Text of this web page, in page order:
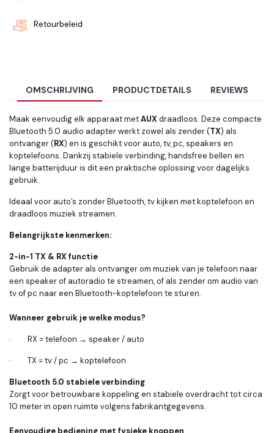
Retourbeleid
OMSCHRIJVING PRODUCTDETAILS REVIEWS
Maak eenvoudig elk apparaat metAUX draadloos. Deze compacte
Bluetooth 5.0 audio adapter werkt zowel als zender (TX) als
ontvanger (RX) en is geschikt voor auto, tv, pc, speakers en
koptelefoons. Dankzij stabiele verbinding, handsfree bellen en
lange batterijduur is dit een praktische oplossing voor dagelijks
gebruik.
Ideaal voor auto’s zonder Bluetooth, tv kijken met koptelefoon en
draadloos muziek streamen.
Belangrijkste kenmerken:
2-in-1 TX & RX functie
Gebruik de adapter als ontvanger om muziek van je telefoon naar
een speaker of autoradio te streamen, of als zender om audio van
tv of pc naar een Bluetooth-koptelefoon te sturen.
Wanneer gebruik je welke modus?
· RX = telefoon → speaker / auto
· TX = tv / pc → koptelefoon
Bluetooth 5.0 stabiele verbinding
Zorgt voor betrouwbare koppeling en stabiele overdracht tot circa
10 meter in open ruimte volgens fabrikantgegevens.